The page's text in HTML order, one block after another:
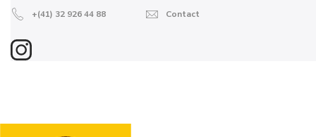
+(41) 32 926 44 88 Contact